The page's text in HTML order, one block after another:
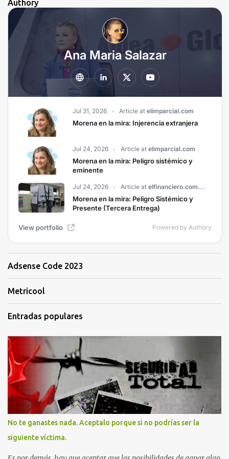
Authory
Adsense Code 2023
Metricool
Entradas populares
No te ganastes nada. Aceptalo porque si no podrías ser la
siguiente víctima.